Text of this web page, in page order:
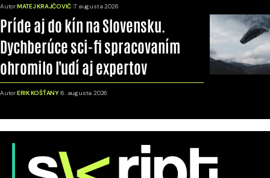
Autor:MATEJ KRAJČOVIČ 7. augusta 2026
Príde aj do kín na Slovensku.
Dychberúce sci-fi spracovaním
ohromilo ľudí aj expertov
Autor:ERIK KOŠŤANY 6. augusta 2026